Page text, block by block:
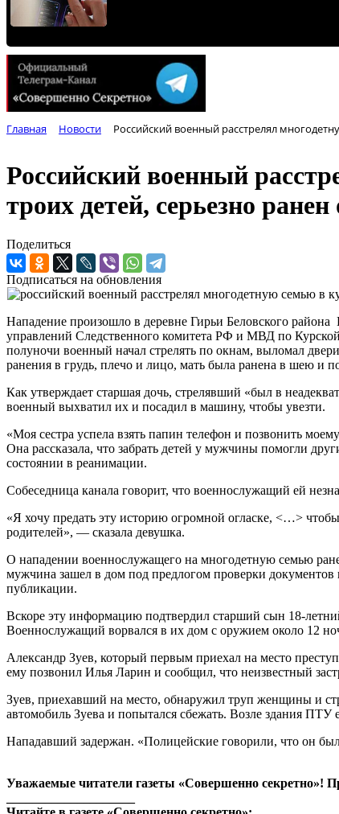
Главная Новости Российский военный расстрелял
Российский военный
троих детей, серьезно ранен
Поделиться
Подписаться на обновления
Нападение произошло в деревне Гирьи Беловского
управлений Следственного комитета РФ и МВД по
полуночи военный начал стрелять по окнам, выломал
ранения в грудь, плечо и лицо, мать была ранена в шею и
Как утверждает старшая дочь, стрелявший «был в
военный выхватил их и посадил в машину, чтобы увезти.
«Моя сестра успела взять папин телефон и позвонить
Она рассказала, что забрать детей у мужчины помогли
состоянии в реанимации.
Собеседница канала говорит, что военнослужащий ей
«Я хочу предать эту историю огромной огласке, <…>
родителей», — сказала девушка.
О нападении военнослужащего на многодетную семью
мужчина зашел в дом под предлогом проверки документов
публикации.
Вскоре эту информацию подтвердил старший сын 18-
Военнослужащий ворвался в их дом с оружием около 12
Александр Зуев, который первым приехал на место
ему позвонил Илья Ларин и сообщил, что неизвестный
Зуев, приехавший на место, обнаружил труп женщины и
автомобиль Зуева и попытался сбежать. Возле здания
Нападавший задержан. «Полицейские говорили, что он
Уважаемые читатели газеты «Совершенно секретно»!